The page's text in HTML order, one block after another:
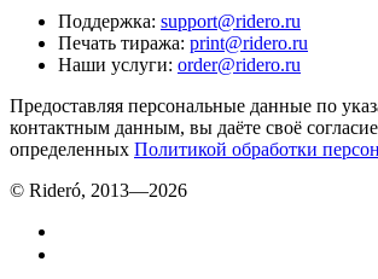
Поддержка: support@ridero.ru
Печать тиража: print@ridero.ru
Наши услуги: order@ridero.ru
Предоставляя персональные данные по
контактным данным, вы даёте своё
определенных Политикой обработки
© Rideró, 2013—2026